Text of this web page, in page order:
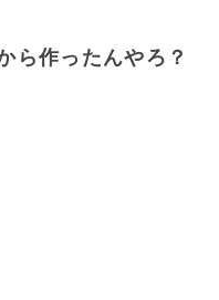
ら作ったんやろ？